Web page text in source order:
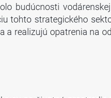
budúcnosti
tohto strategického
realizujú opatrenia na